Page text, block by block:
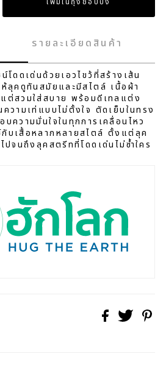
รายละเอียดสินค้า
โดดเด่นด้วยเอวไขว้ที่สร้างเส้น
ลุคดูทันสมัยและมีสไตล์ เนื้อผ้า
ต่สวมใส่สบาย พร้อมดีเทลแต่ง
วามเท่แบบไม่ตั้งใจ ตัดเย็บในทรง
ความมั่นใจในทุกการเคลื่อนไหว
กับเสื้อหลากหลายสไตล์ ตั้งแต่ลุค
จนถึงลุคสตรีทที่โดดเด่นไม่ซ้ำใคร